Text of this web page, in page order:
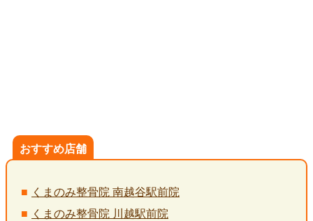
おすすめ店舗
くまのみ整骨院 南越谷駅前院
くまのみ整骨院 川越駅前院